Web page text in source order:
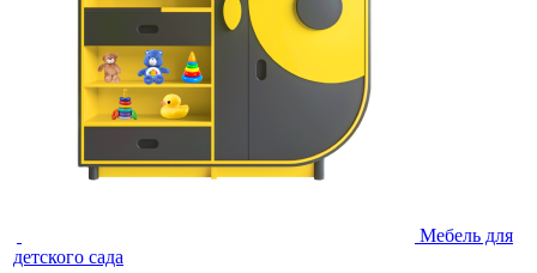
Мебель для
детского сада